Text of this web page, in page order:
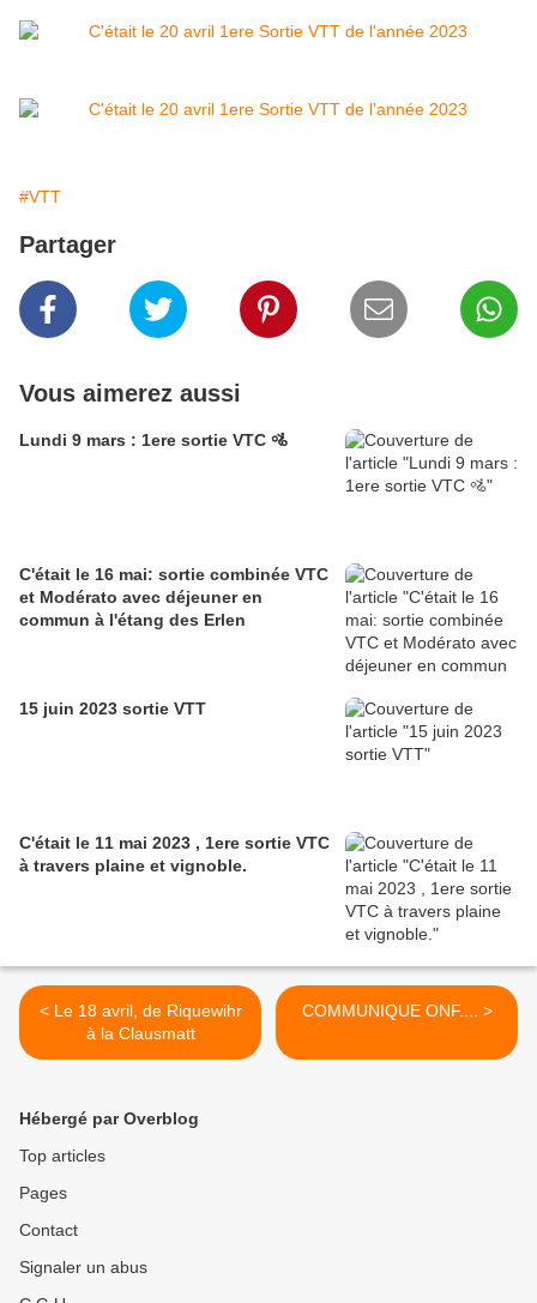
#VTT
Partager
Vous aimerez aussi
Lundi 9 mars : 1ere sortie VTC 🚵
C'était le 16 mai: sortie combinée VTC
et Modérato avec déjeuner en
commun à l'étang des Erlen
15 juin 2023 sortie VTT
C'était le 11 mai 2023 , 1ere sortie VTC
à travers plaine et vignoble.
< Le 18 avril, de Riquewihr
à la Clausmatt
COMMUNIQUE ONF.... >
Hébergé par Overblog
Top articles
Pages
Contact
Signaler un abus